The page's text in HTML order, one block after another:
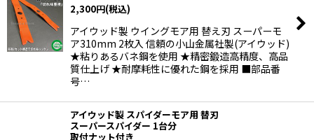
2,300円(税込)
アイウッド製 ウイングモア用 替え刃 スーパーモ
ア310mm 2枚入 信頼の小山金属社製(アイウッド)
★粘りあるバネ鋼を使用 ★精密鍛造高精度、高品
質仕上げ ★耐摩耗性に優れた鋼を採用 ■部品番
号…
アイウッド製 スパイダーモア用 替刃
スーパースパイダー 1台分
取付ナット付き